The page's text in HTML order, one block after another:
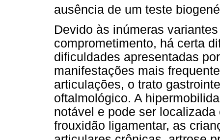
ausência de um teste
Devido às inúmeras
comprometimento, há certa
dificuldades apresentadas
manifestações mais
articulações, o trato
oftalmológico. A
notável e pode ser
frouxidão ligamentar, as